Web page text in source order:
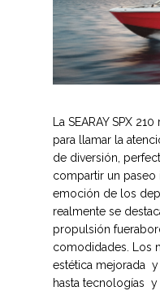
La SEARAY SPX
para llamar la
de diversión,
compartir un paseo
emoción de los
realmente se
propulsión
comodidades. Los
estética mejorada
hasta tecnologías